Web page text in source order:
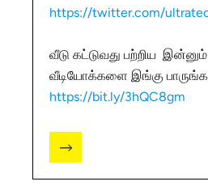
https://twitter.com/
வீடு கட்டுவது பற்றிய
வீடியோக்களை இங்கு
https://bit.ly/3hQC8gm